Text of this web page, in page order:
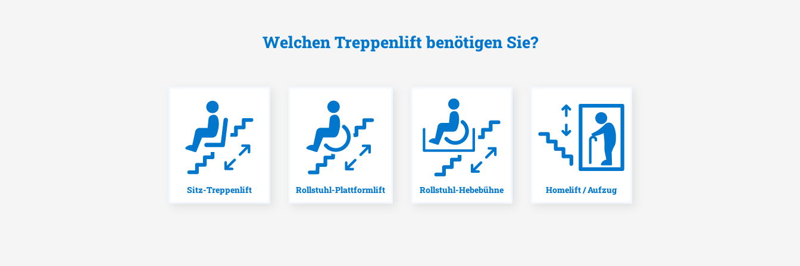
Welchen Treppenlift benötigen Sie?
Sitz-Treppenlift Rollstuhl-Plattformlift Rollstuhl-Hebebühne Homelift / Aufzug